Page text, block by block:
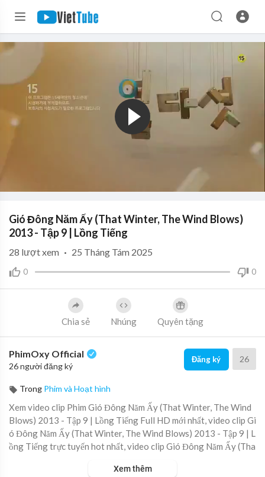
Gió Đông Năm Ấy (That Winter, The Wind Blows)
2013 - Tập 9 | Lồng Tiếng
0 0
28 lượt xem · 25 Tháng Tám 2025
Chia sẻ Nhúng Quyên tặng
PhimOxy Official
26 người đăng ký
Đăng ký 26
Trong Phim và Hoạt hình
Xem video clip Phim Gió Đông Năm Ấy (That Winter, The Wind
Blows) 2013 - Tập 9 | Lồng Tiếng Full HD mới nhất, video clip Gi
ó Đông Năm Ấy (That Winter, The Wind Blows) 2013 - Tập 9 | L
ồng Tiếng trực tuyến hot nhất, video clip Gió Đông Năm Ấy (Tha
Xem thêm